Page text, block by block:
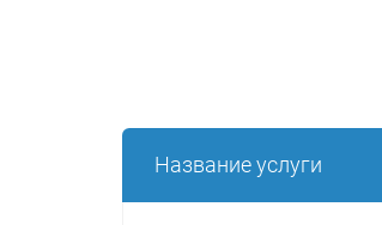
Название услуги